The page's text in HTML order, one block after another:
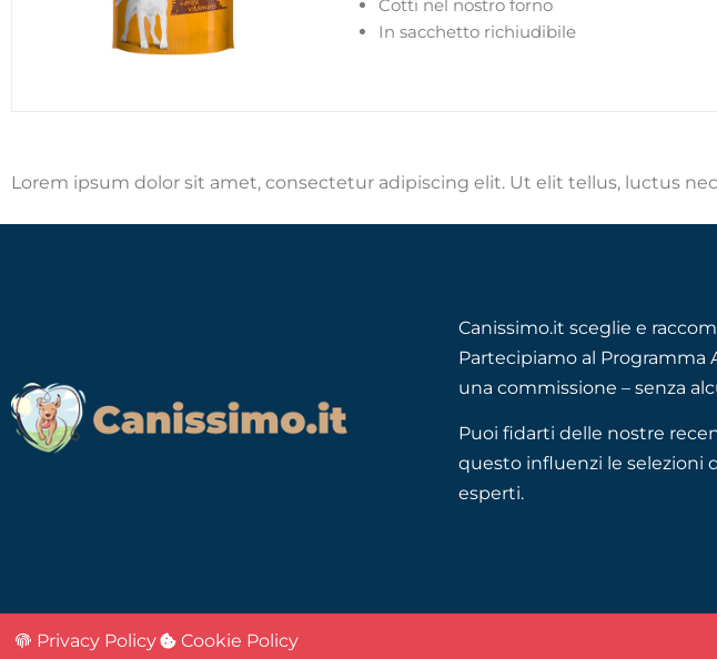
Cotti nel nostro forno
In sacchetto richiudibile
Lorem ipsum dolor sit amet, consectetur adipiscing elit. Ut elit tellus, luctus
Canissimo.it sceglie e
Partecipiamo al Programma
una commissione – senza
Puoi fidarti delle nostre
questo influenzi le selezioni
esperti.
Privacy Policy Cookie Policy